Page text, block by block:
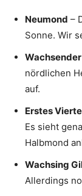
Neumond –
Sonne. Wir
nördlichen
auf.
Erstes
Es sieht
Halbmond
Wachsing
Allerdings